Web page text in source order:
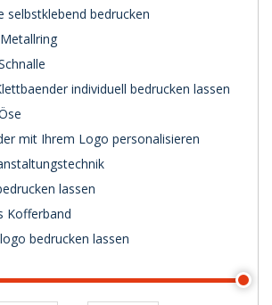
selbstklebend bedrucken
individuell bedrucken lassen
mit Ihrem Logo personalisieren
lassen
Kofferband
bedrucken lassen